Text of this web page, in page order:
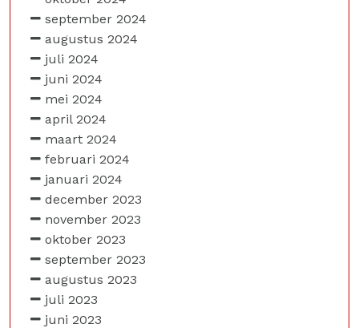
september 2024
augustus 2024
juli 2024
juni 2024
mei 2024
april 2024
maart 2024
februari 2024
januari 2024
december 2023
november 2023
oktober 2023
september 2023
augustus 2023
juli 2023
juni 2023